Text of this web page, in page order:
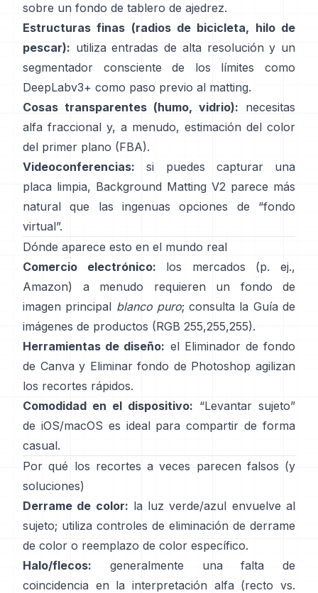
sobre un fondo de tablero de ajedrez.
Estructuras finas (radios de bicicleta, hilo de
pescar): utiliza entradas de alta resolución y un
segmentador consciente de los límites como
DeepLabv3+ como paso previo al matting.
Cosas transparentes (humo, vidrio): necesitas
alfa fraccional y, a menudo, estimación del color
del primer plano (FBA).
Videoconferencias: si puedes capturar una
placa limpia, Background Matting V2 parece más
natural que las ingenuas opciones de “fondo
virtual”.
Dónde aparece esto en el mundo real
Comercio electrónico: los mercados (p. ej.,
Amazon) a menudo requieren un fondo de
imagen principal blanco puro; consulta la Guía de
imágenes de productos (RGB 255,255,255).
Herramientas de diseño: el Eliminador de fondo
de Canva y Eliminar fondo de Photoshop agilizan
los recortes rápidos.
Comodidad en el dispositivo: “Levantar sujeto”
de iOS/macOS es ideal para compartir de forma
casual.
Por qué los recortes a veces parecen falsos (y
soluciones)
Derrame de color: la luz verde/azul envuelve al
sujeto; utiliza controles de eliminación de derrame
de color o reemplazo de color específico.
Halo/flecos: generalmente una falta de
coincidencia en la interpretación alfa (recto vs.